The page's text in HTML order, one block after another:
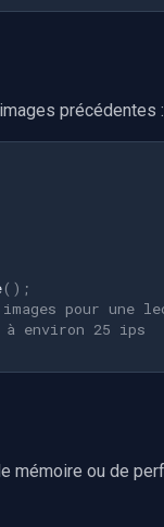
précédentes :
();
pour une
environ 25 ips
mémoire ou de